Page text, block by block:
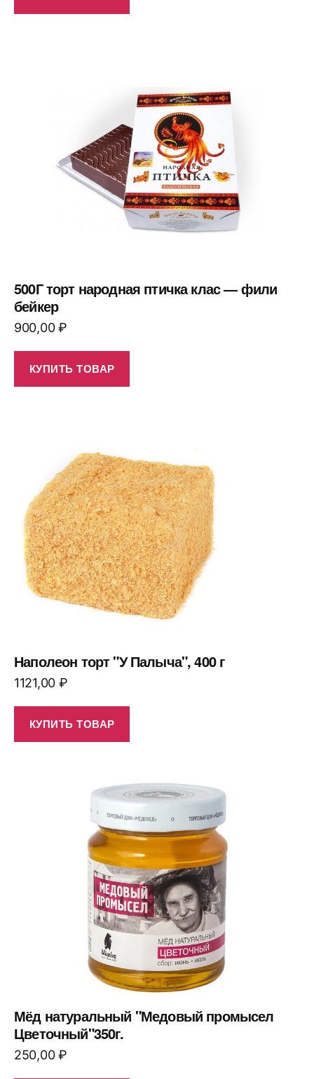
500Г торт народная птичка клас — фили
бейкер
900,00₽
КУПИТЬ ТОВАР
Наполеон торт "У Палыча", 400 г
1121,00 ₽
КУПИТЬ ТОВАР
Мёд натуральный "Медовый промысел
Цветочный"350г.
250,00₽